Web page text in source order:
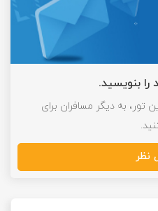
را بنویسید.
تور، به دیگر مسافران برای
نظر